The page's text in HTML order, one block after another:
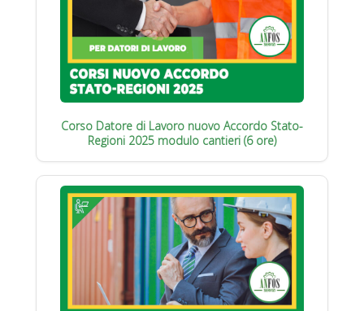
Corso Datore di Lavoro nuovo Accordo Stato-
Regioni 2025 modulo cantieri (6 ore)